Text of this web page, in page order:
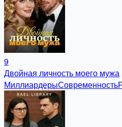
9
Двойная личность моего мужа
МиллиардерыСовременность